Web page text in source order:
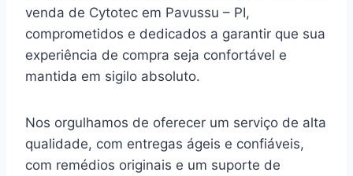
venda de Cytotec em Pavussu – PI,
comprometidos e dedicados a garantir que sua
experiência de compra seja confortável e
mantida em sigilo absoluto.
Nos orgulhamos de oferecer um serviço de alta
qualidade, com entregas ágeis e confiáveis,
com remédios originais e um suporte de